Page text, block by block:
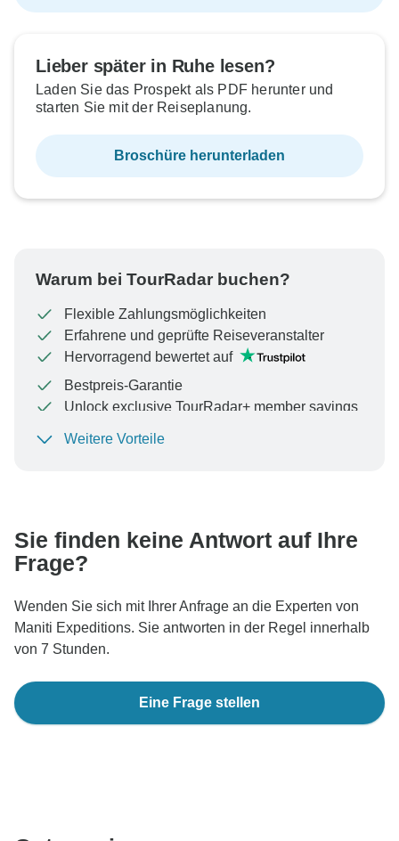
Lieber später in Ruhe lesen?
Laden Sie das Prospekt als PDF herunter und
starten Sie mit der Reiseplanung.
Broschüre herunterladen
Warum bei TourRadar buchen?
Flexible Zahlungsmöglichkeiten
Erfahrene und geprüfte Reiseveranstalter
Hervorragend bewertet auf
Bestpreis-Garantie
Unlock exclusive TourRadar+ member savings
Um Ihre Zahlung zu schützen und sicherzustellen,
Weitere Vorteile
Sie finden keine Antwort auf Ihre
Frage?
Wenden Sie sich mit Ihrer Anfrage an die Experten von
Maniti Expeditions. Sie antworten in der Regel innerhalb
von 7 Stunden.
Eine Frage stellen